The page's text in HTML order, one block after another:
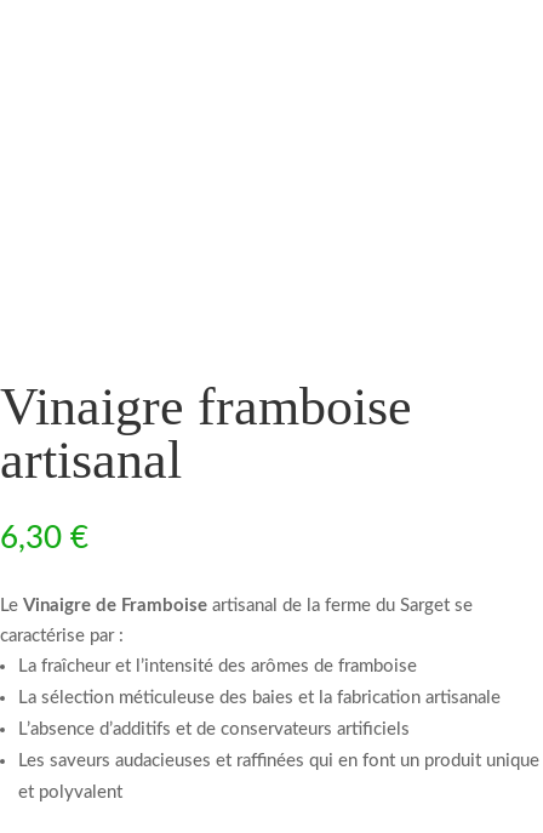
Vinaigre framboise
artisanal
6,30 €
Le Vinaigre de Framboise artisanal de la ferme du Sarget se
caractérise par :
La fraîcheur et l’intensité des arômes de framboise
La sélection méticuleuse des baies et la fabrication artisanale
L’absence d’additifs et de conservateurs artificiels
Les saveurs audacieuses et raffinées qui en font un produit unique
et polyvalent